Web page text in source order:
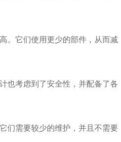
。它们使用更少的部件，从而减
也考虑到了安全性，并配备了各
们需要较少的维护，并且不需要